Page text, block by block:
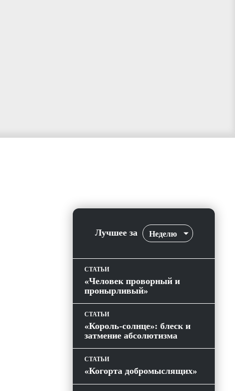
Лучшее за Неделю
СТАТЬИ
«Человек проворный и
пронырливый»
СТАТЬИ
«Король-солнце»: блеск и
затмение абсолютизма
СТАТЬИ
«Когорта добромыслящих»